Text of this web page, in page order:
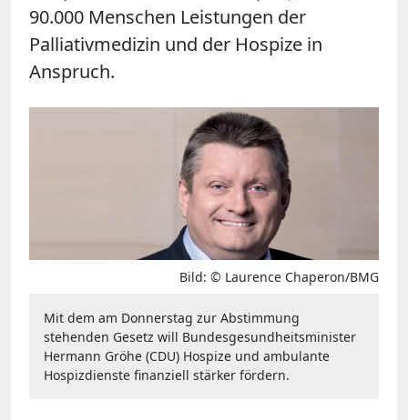
90.000 Menschen Leistungen der
Palliativmedizin und der Hospize in
Anspruch.
Bild: © Laurence Chaperon/BMG
Mit dem am Donnerstag zur Abstimmung
stehenden Gesetz will Bundesgesundheitsminister
Hermann Gröhe (CDU) Hospize und ambulante
Hospizdienste finanziell stärker fördern.